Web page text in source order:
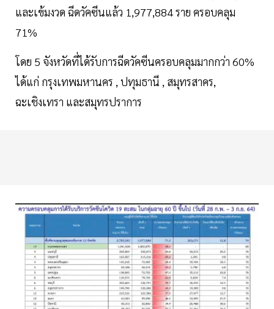
และเข้มงวด ฉีดวัคซีนแล้ว 1,977,884 ราย ครอบคลุม
71%
โดย 5 จังหวัดที่ได้รับการฉีดวัคซีนครอบคลุมมากกว่า 60%
ได้แก่ กรุงเทพมหานคร , ปทุมธานี , สมุทรสาคร,
ฉะเชิงเทรา และสมุทรปราการ